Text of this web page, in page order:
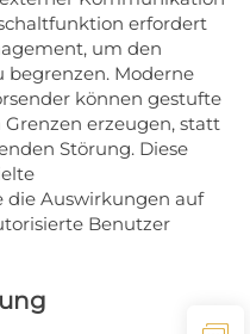
erfordert
um den
begrenzen. Moderne
können gestufte
erzeugen, statt
Störung. Diese
die Auswirkungen auf
Benutzer